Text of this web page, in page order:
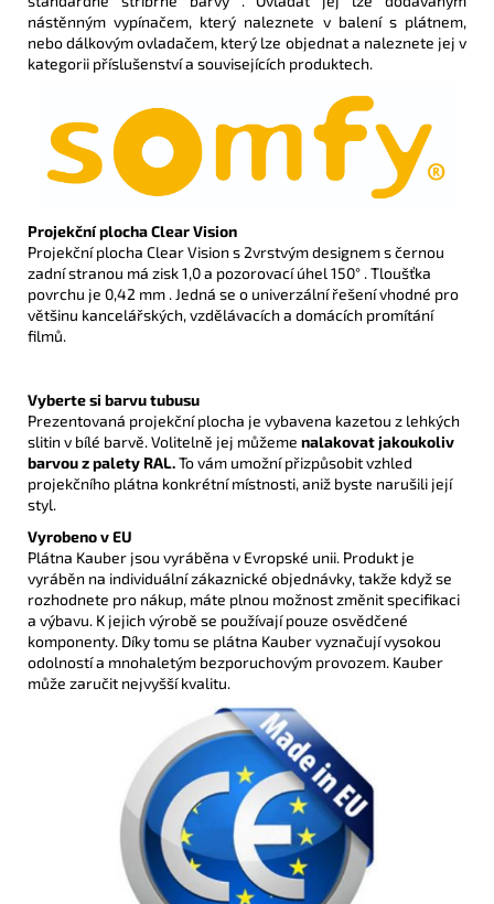
nástěnným vypínačem, který naleznete v balení s plátnem,
nebo dálkovým ovladačem, který lze objednat a naleznete jej v
kategorii příslušenství a souvisejících produktech.
Projekční plocha Clear Vision
Projekční plocha Clear Vision s 2vrstvým designem s černou
zadní stranou má zisk 1,0 a pozorovací úhel 150° . Tloušťka
povrchu je 0,42 mm . Jedná se o univerzální řešení vhodné pro
většinu kancelářských, vzdělávacích a domácích promítání
filmů.
Vyberte si barvu tubusu
Prezentovaná projekční plocha je vybavena kazetou z lehkých
slitin v bílé barvě. Volitelně jej můžeme nalakovat jakoukoliv
barvou z palety RAL.To vám umožní přizpůsobit vzhled
projekčního plátna konkrétní místnosti, aniž byste narušili její
styl.
Vyrobeno v EU
Plátna Kauber jsou vyráběna v Evropské unii. Produkt je
vyráběn na individuální zákaznické objednávky, takže když se
rozhodnete pro nákup, máte plnou možnost změnit specifikaci
a výbavu. K jejich výrobě se používají pouze osvědčené
komponenty. Díky tomu se plátna Kauber vyznačují vysokou
odolností a mnohaletým bezporuchovým provozem. Kauber
může zaručit nejvyšší kvalitu.